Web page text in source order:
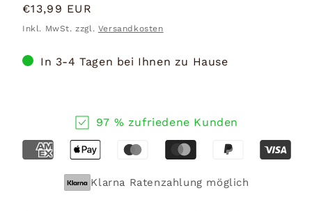
Normaler
Preis
€13,99 EUR
Inkl. MwSt. zzgl. Versandkosten
In 3-4 Tagen bei Ihnen zu Hause
97 % zufriedene Kunden
Klarna Ratenzahlung möglich